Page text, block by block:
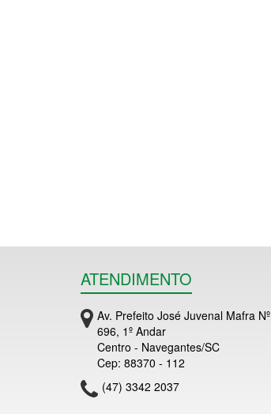
ATENDIMENTO
Av. Prefeito José Juvenal Mafra Nº
696, 1º Andar
Centro - Navegantes/SC
Cep: 88370 - 112
(47) 3342 2037